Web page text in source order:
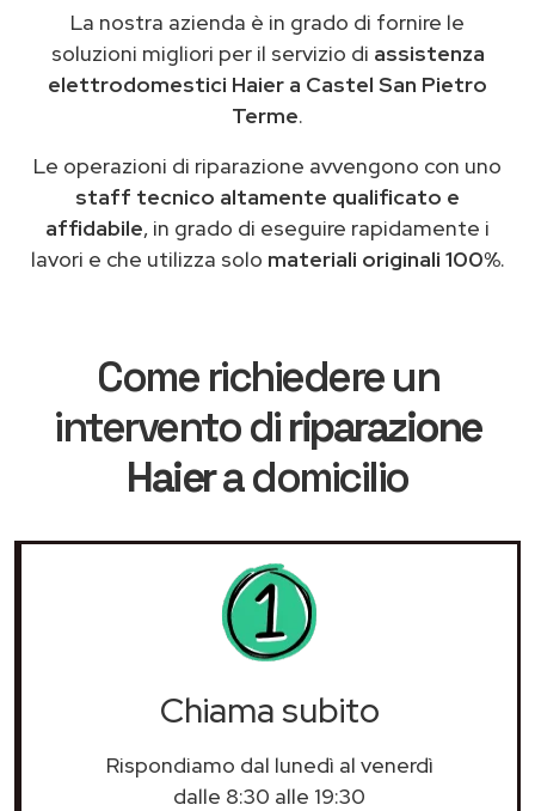
La nostra azienda è in grado di fornire le
soluzioni migliori per il servizio di assistenza
elettrodomestici Haier a Castel San Pietro
Terme.
Le operazioni di riparazione avvengono con uno
staff tecnico altamente qualificato e
affidabile, in grado di eseguire rapidamente i
lavori e che utilizza solo materiali originali 100%.
Come richiedere un
intervento diriparazione
Haiera domicilio
Chiama subito
Rispondiamo dal lunedì al venerdì
dalle 8:30 alle 19:30